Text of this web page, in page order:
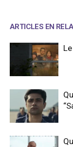
ARTICLES EN